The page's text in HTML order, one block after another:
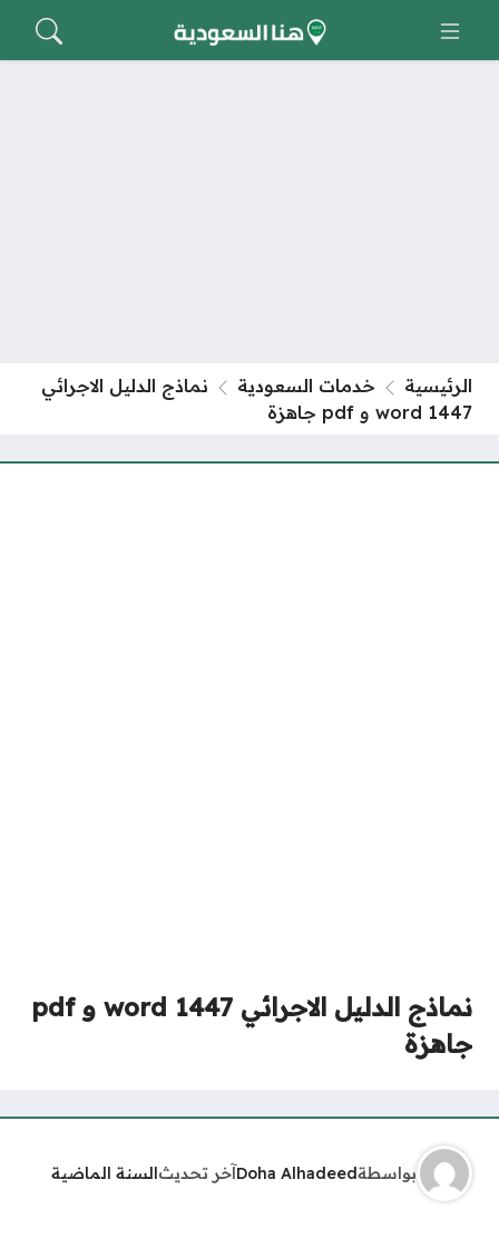
الرئيسية خدمات السعودية
نماذج الدليل الاجرائي
1447 word و pdf جاهزة
نماذج الدليل الاجرائي 1447 word و pdf
جاهزة
بواسطةDoha Alhadeedآخر تحديثالسنة الماضية